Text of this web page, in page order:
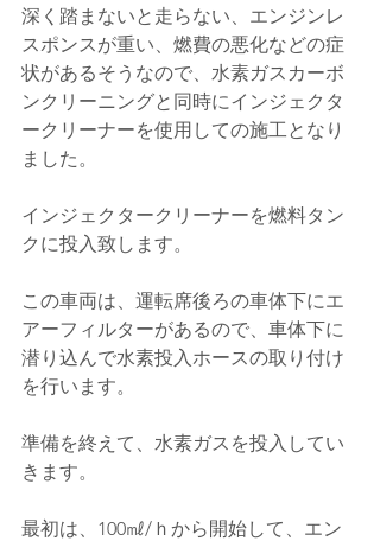
深く踏まないと走らない、エンジンレ
スポンスが重い、燃費の悪化などの症
状があるそうなので、水素ガスカーボ
ンクリーニングと同時にインジェクタ
ークリーナーを使用しての施工となり
ました。
インジェクタークリーナーを燃料タン
クに投入致します。
この車両は、運転席後ろの車体下にエ
アーフィルターがあるので、車体下に
潜り込んで水素投入ホースの取り付け
を行います。
準備を終えて、水素ガスを投入してい
きます。
最初は、100㎖/ｈから開始して、エン